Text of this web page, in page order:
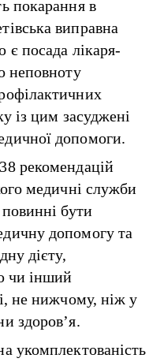
покарання в
виправна
посада лікаря-
неповноту
із цим засуджені
допомоги.
рекомендацій
медичні служби
бути
допомогу та
дієту,
чи інший
не нижчому, ніж у
здоров’я.
укомплектованість